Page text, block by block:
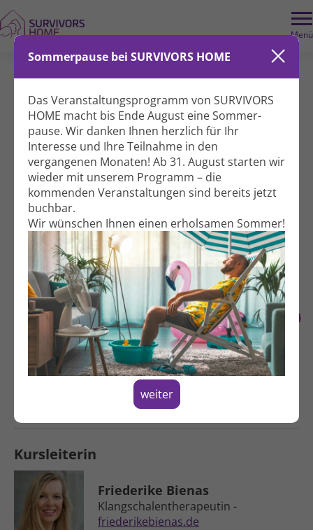
Menü
Sommerpause bei SURVIVORS HOME
Das Veranstaltungs­programm von SURVIVORS
HOME macht bis Ende August eine Sommer­
pause. Wir danken Ihnen herzlich für Ihr
Interesse und Ihre Teil­nahme in den
vergangenen Monaten! Ab 31. August starten wir
wieder mit unserem Programm – die
kommenden Veranstal­tungen sind bereits jetzt
buchbar.
Wir wünschen Ihnen einen erholsamen Sommer!
weiter
Wir benötigen Ihre Zustimmung, um dieses Element zu laden
. Dieses
externe Element könnte Daten über Ihre Aktivitäten sammeln. Bitte
anzuzeigen.Datenschutzerklärung.
Selbst­heilungs­kräfte aktivieren –
erleben Sie die ent­spannende Wirkung:
Inne­halten – Kraft sammeln – positiv
Denken und Fühlen!
Kursleiterin
Friederike Bienas
Klangschalen­therapeutin -
friederikebienas.de
Fantasiereisen zum Träumen
Geist & Seele Workshop
Für Betroffene
Freitag, 14.10.2022
17:00 - 18:00 Uhr
Hildegardstraße 31
10715 Berlin
Spenden